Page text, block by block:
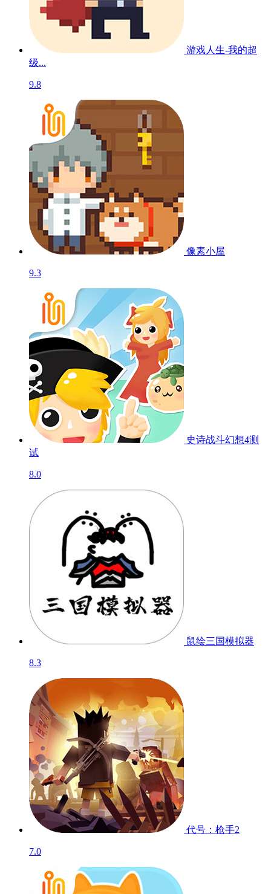
游戏人生-我的超
级...
9.8
像素小屋
9.3
史诗战斗幻想4测
试
8.0
鼠绘三国模拟器
8.3
代号：枪手2
7.0